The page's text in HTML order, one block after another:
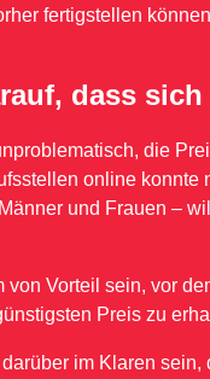
fertigstellen
dass
die
online
und Frauen –
von Vorteil sein, vor
Preis zu
im Klaren